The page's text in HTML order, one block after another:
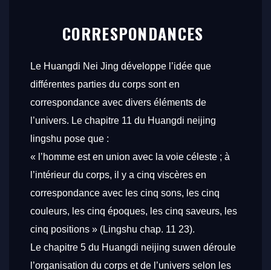
CORRESPONDANCES
Le Huangdi Nei Jing développe l’idée que
différentes parties du corps sont en
correspondance avec divers éléments de
l’univers. Le chapitre 11 du Huangdi neijing
lingshu pose que :
« l’homme est en union avec la voie céleste ; à
l’intérieur du corps, il y a cinq viscères en
correspondance avec les cinq sons, les cinq
couleurs, les cinq époques, les cinq saveurs, les
cinq positions » (Lingshu chap. 11 23).
Le chapitre 5 du Huangdi neijing suwen déroule
l’organisation du corps et de l’univers selon les